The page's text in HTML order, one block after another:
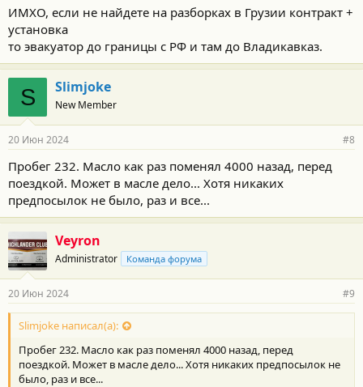
ИМХО, если не найдете на разборках в Грузии контракт +
установка
то эвакуатор до границы с РФ и там до Владикавказ.
S Slimjoke
New Member
20 Июн 2024 #8
Пробег 232. Масло как раз поменял 4000 назад, перед
поездкой. Может в масле дело... Хотя никаких
предпосылок не было, раз и все...
Veyron
Administrator Команда форума
20 Июн 2024 #9
Slimjoke написал(а):
Пробег 232. Масло как раз поменял 4000 назад, перед
поездкой. Может в масле дело... Хотя никаких предпосылок не
было, раз и все...